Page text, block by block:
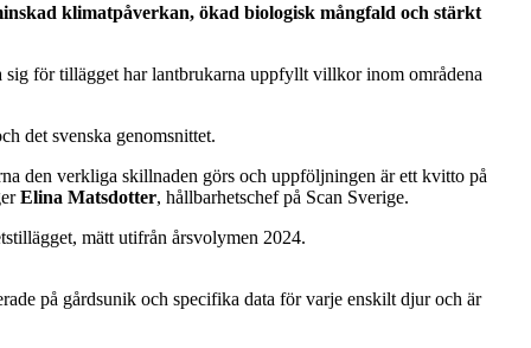
klimatpåverkan, ökad biologisk mångfald och stärkt
för tillägget har lantbrukarna uppfyllt villkor inom områdena
det svenska genomsnittet.
den verkliga skillnaden görs och uppföljningen är ett kvitto på
Elina Matsdotter, hållbarhetschef på Scan Sverige.
mätt utifrån årsvolymen 2024.
på gårdsunik och specifika data för varje enskilt djur och är